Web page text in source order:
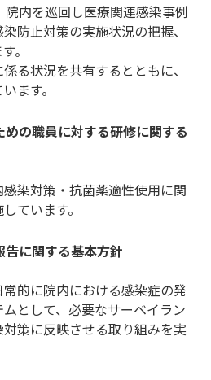
内を巡回し医療関連感染事例
防止対策の実施状況の把握、
。
状況を共有するとともに、
ます。
の職員に対する研修に関する
染対策・抗菌薬適性使用に関
ています。
に関する基本方針
的に院内における感染症の発
として、必要なサーベイラン
策に反映させる取り組みを実